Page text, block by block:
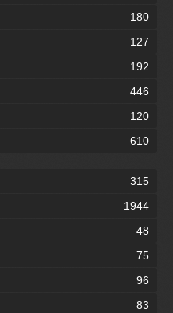
180
127
192
446
120
610
315
1944
48
75
96
83